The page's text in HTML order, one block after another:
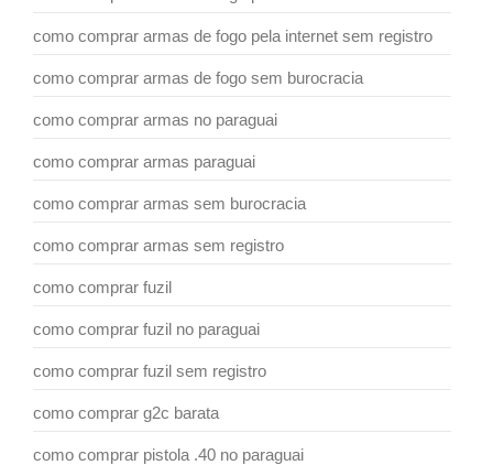
como comprar armas de fogo pela internet sem registro
como comprar armas de fogo sem burocracia
como comprar armas no paraguai
como comprar armas paraguai
como comprar armas sem burocracia
como comprar armas sem registro
como comprar fuzil
como comprar fuzil no paraguai
como comprar fuzil sem registro
como comprar g2c barata
como comprar pistola .40 no paraguai